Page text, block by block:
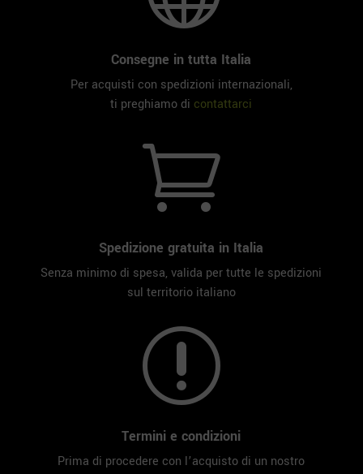
Consegne in tutta Italia
Per acquisti con spedizioni internazionali,
ti preghiamo di contattarci

Spedizione gratuita in Italia
Senza minimo di spesa, valida per tutte le spedizioni
sul territorio italiano
r
Termini e condizioni
Prima di procedere con l’acquisto di un nostro